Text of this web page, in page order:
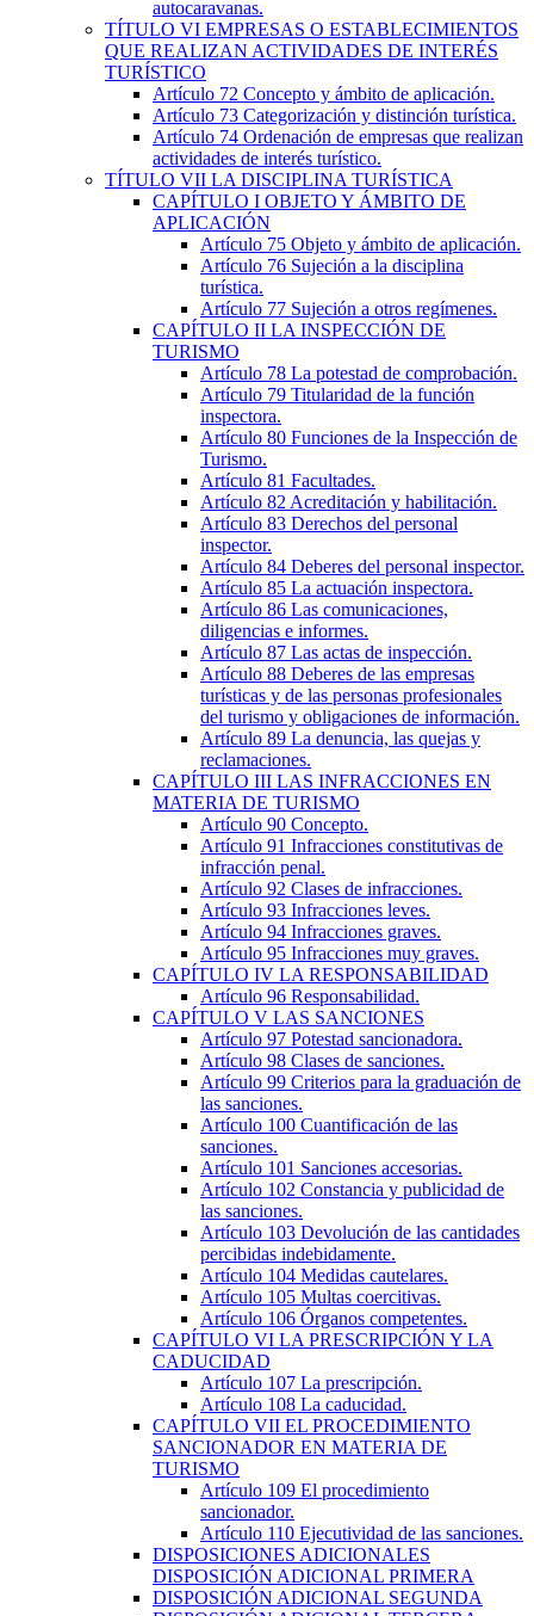
autocaravanas.
TÍTULO VI EMPRESAS O ESTABLECIMIENTOS
QUE REALIZAN ACTIVIDADES DE INTERÉS
TURÍSTICO
Artículo 72 Concepto y ámbito de aplicación.
Artículo 73 Categorización y distinción turística.
Artículo 74 Ordenación de empresas que realizan
actividades de interés turístico.
TÍTULO VII LA DISCIPLINA TURÍSTICA
CAPÍTULO I OBJETO Y ÁMBITO DE
APLICACIÓN
Artículo 75 Objeto y ámbito de aplicación.
Artículo 76 Sujeción a la disciplina
turística.
Artículo 77 Sujeción a otros regímenes.
CAPÍTULO II LA INSPECCIÓN DE
TURISMO
Artículo 78 La potestad de comprobación.
Artículo 79 Titularidad de la función
inspectora.
Artículo 80 Funciones de la Inspección de
Turismo.
Artículo 81 Facultades.
Artículo 82 Acreditación y habilitación.
Artículo 83 Derechos del personal
inspector.
Artículo 84 Deberes del personal inspector.
Artículo 85 La actuación inspectora.
Artículo 86 Las comunicaciones,
diligencias e informes.
Artículo 87 Las actas de inspección.
Artículo 88 Deberes de las empresas
turísticas y de las personas profesionales
del turismo y obligaciones de información.
Artículo 89 La denuncia, las quejas y
reclamaciones.
CAPÍTULO III LAS INFRACCIONES EN
MATERIA DE TURISMO
Artículo 90 Concepto.
Artículo 91 Infracciones constitutivas de
infracción penal.
Artículo 92 Clases de infracciones.
Artículo 93 Infracciones leves.
Artículo 94 Infracciones graves.
Artículo 95 Infracciones muy graves.
CAPÍTULO IV LA RESPONSABILIDAD
Artículo 96 Responsabilidad.
CAPÍTULO V LAS SANCIONES
Artículo 97 Potestad sancionadora.
Artículo 98 Clases de sanciones.
Artículo 99 Criterios para la graduación de
las sanciones.
Artículo 100 Cuantificación de las
sanciones.
Artículo 101 Sanciones accesorias.
Artículo 102 Constancia y publicidad de
las sanciones.
Artículo 103 Devolución de las cantidades
percibidas indebidamente.
Artículo 104 Medidas cautelares.
Artículo 105 Multas coercitivas.
Artículo 106 Órganos competentes.
CAPÍTULO VI LA PRESCRIPCIÓN Y LA
CADUCIDAD
Artículo 107 La prescripción.
Artículo 108 La caducidad.
CAPÍTULO VII EL PROCEDIMIENTO
SANCIONADOR EN MATERIA DE
TURISMO
Artículo 109 El procedimiento
sancionador.
Artículo 110 Ejecutividad de las sanciones.
DISPOSICIONES ADICIONALES
DISPOSICIÓN ADICIONAL PRIMERA
DISPOSICIÓN ADICIONAL SEGUNDA